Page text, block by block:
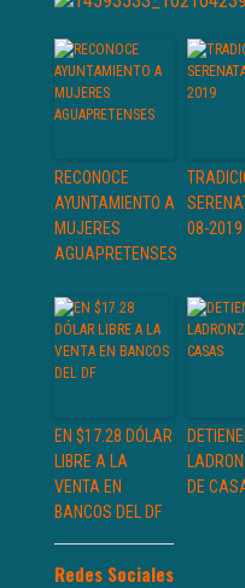
RECONOCE
AYUNTAMIENTO A
MUJERES
AGUAPRETENSES
08-2019
EN $17.28 DÓLAR
LIBRE A LA
VENTA EN
BANCOS DEL DF
DE
Redes Sociales